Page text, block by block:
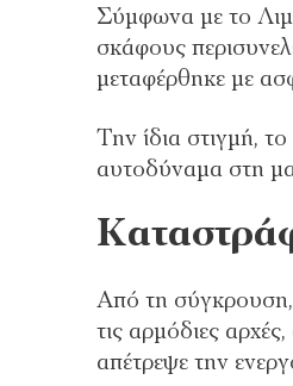
Σύμφωνα με το
σκάφους
μεταφέρθηκε με
Την ίδια στιγμή,
αυτοδύναμα στη
Από τη
τις αρμόδιες
απέτρεψε την